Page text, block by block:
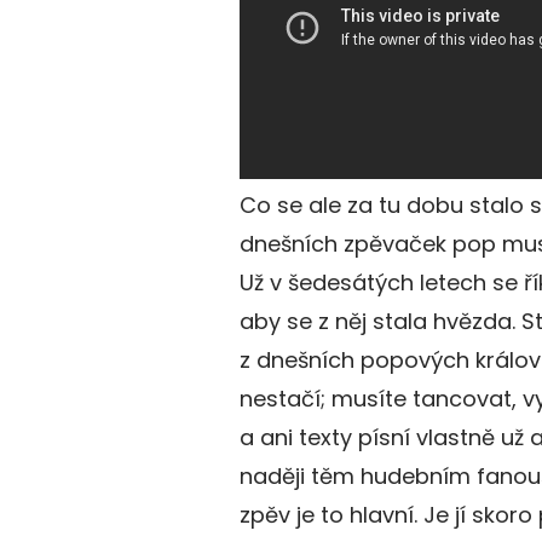
Co se ale za tu dobu stalo
dnešních zpěvaček pop
Už v šedesátých letech se
aby se z něj stala hvězda.
z dnešních popových
nestačí; musíte tancovat,
a ani texty písní vlastně už
naději těm hudebním
zpěv je to hlavní. Je jí